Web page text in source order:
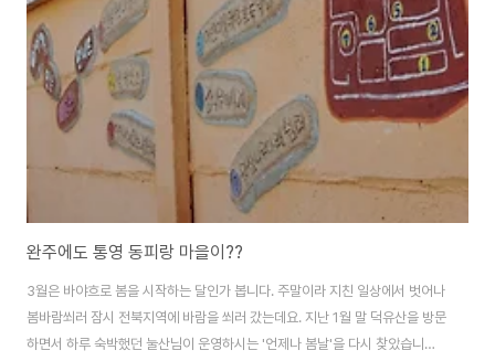
와 음주 시간-조식 후 적상산 명소 탐방-복수초, 야생화 군락지 트레킹(약 2시
간 내외) - 난이도..
완주에도 통영 동피랑 마을이??
3월은 바야흐로 봄을 시작하는 달인가 봅니다. 주말이라 지친 일상에서 벗어나
봄바람쐬러 잠시 전북지역에 바람을 쐬러 갔는데요. 지난 1월 말 덕유산을 방문
하면서 하루 숙박했던 눌산님이 운영하시는 '언제나 봄날'을 다시 찾았습니다.